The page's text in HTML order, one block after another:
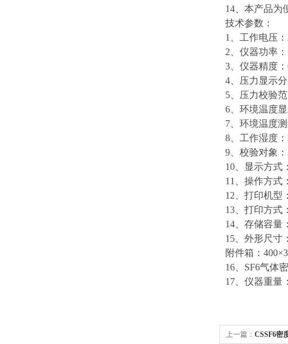
14、本产品为
技术参数：
1、工作电压
2、仪器功率
3、仪器精度
4、压力显示
5、压力校验
6、环境温度
7、环境温度
8、工作湿度
9、校验对象
10、显示方式
11、操作方式
12、打印机型
13、打印方式
14、存储容量
15、外形尺寸
附件箱：
16、SF6气体
17、仪器重量
上一篇： CSSF6密